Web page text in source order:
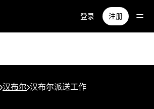
登录 注册
>汉布尔>汉布尔派送工作